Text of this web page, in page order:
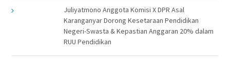
Juliyatmono Anggota Komisi X DPR Asal
Karanganyar Dorong Kesetaraan Pendidikan
Negeri-Swasta & Kepastian Anggaran 20% dalam
RUU Pendidikan